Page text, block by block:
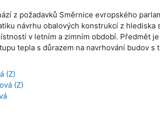
z požadavků Směrnice evropského
návrhu obalových konstrukcí z
v letním a zimním období. Předmět
tepla s důrazem na navrhování budov
(Z)
(Z)